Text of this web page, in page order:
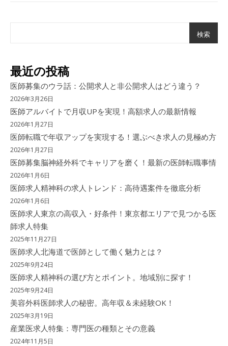
検索
最近の投稿
医師募集のウラ話：公開求人と非公開求人はどう違う？
2026年3月26日
医師アルバイトで月収UPを実現！高額求人の最新情報
2026年1月27日
医師転職で年収アップを実現する！選ぶべき求人の見極め方
2026年1月27日
医師募集脳神経外科でキャリアを磨く！最新の医師転職事情
2026年1月6日
医師求人精神科の求人トレンド：高待遇案件を徹底分析
2026年1月6日
医師求人東京の高収入・好条件！東京都エリアで見つかる医
師求人特集
2025年11月27日
医師求人北海道で医師として働く魅力とは？
2025年9月24日
医師求人精神科の選び方とポイント。地域別に探す！
2025年9月24日
美容外科医師求人の秘密。高年収＆未経験OK！
2025年3月19日
産業医求人特集：専門医の種類とその意義
2024年11月5日